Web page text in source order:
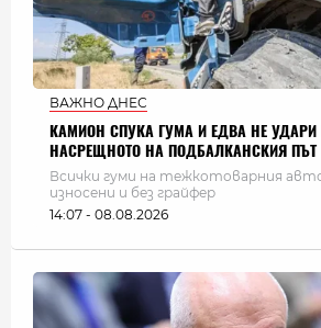
ВАЖНО ДНЕС
КАМИОН СПУКА ГУМА И ЕДВА НЕ
НАСРЕЩНОТО НА ПОДБАЛКАНСКИЯ ПЪТ
Всички гуми на тежкотоварния
износени и без грайфер
14:07 - 08.08.2026